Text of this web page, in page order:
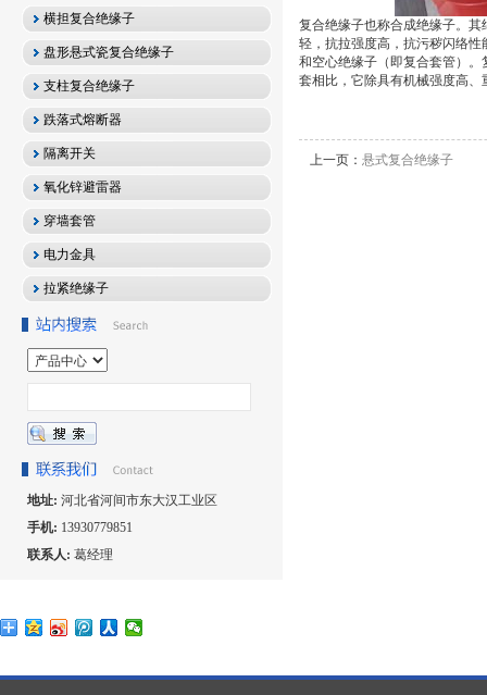
横担复合绝缘子
盘形悬式瓷复合绝缘子
支柱复合绝缘子
跌落式熔断器
隔离开关
氧化锌避雷器
穿墙套管
电力金具
拉紧绝缘子
地址: 河北省河间市东大汉工业区
手机: 13930779851
联系人: 葛经理
复合绝缘子也称合成绝缘子。
轻，抗拉强度高，抗污秽闪络
和空心绝缘子（即复合套管）
套相比，它除具有机械强度高
上一页： 悬式复合绝缘子